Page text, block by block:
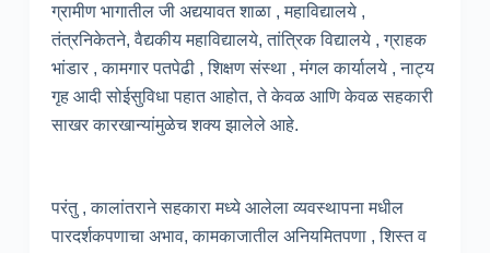
ग्रामीण भागातील जी अद्ययावत शाळा , महाविद्यालये ,
तंत्रनिकेतने, वैद्यकीय महाविद्यालये, तांत्रिक विद्यालये , ग्राहक
भांडार , कामगार पतपेढी , शिक्षण संस्था , मंगल कार्यालये , नाट्य
गृह आदी सोईसुविधा पहात आहोत, ते केवळ आणि केवळ सहकारी
साखर कारखान्यांमुळेच शक्य झालेले आहे.
परंतु , कालांतराने सहकारा मध्ये आलेला व्यवस्थापना मधील
पारदर्शकपणाचा अभाव, कामकाजातील अनियमितपणा , शिस्त व